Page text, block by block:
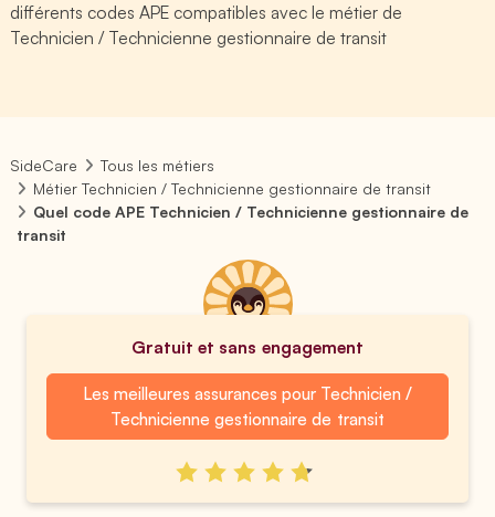
différents codes APE compatibles avec le métier de
Technicien / Technicienne gestionnaire de transit
SideCare
Tous les métiers
Métier Technicien / Technicienne gestionnaire de transit
Quel code APE Technicien / Technicienne gestionnaire de
transit
Gratuit et sans engagement
Les meilleures assurances pour Technicien /
Technicienne gestionnaire de transit